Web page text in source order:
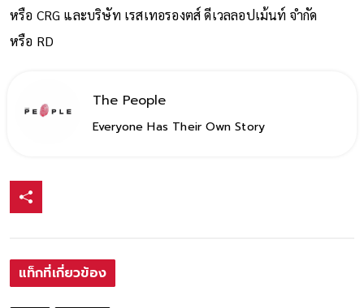
หรือ CRG และบริษัท เรสเทอรองตส์ ดีเวลลอปเม้นท์ จำกัด
หรือ RD
The People
Everyone Has Their Own Story
แท็กที่เกี่ยวข้อง